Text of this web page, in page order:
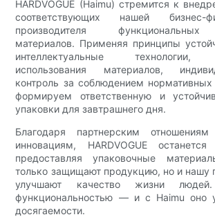
HARDVOGUE (Haimu) стремится к
соответствующих нашей бизнес-
производителя
материалов. Применяя принципы
интеллектуальные технологии,
использования материалов,
контроль за соблюдением
формируем ответственную и
упаковки для завтрашнего дня.
Благодаря партнерским
инновациям, HARDVOGUE
предоставляя упаковочные
только защищают продукцию, но и нашу
улучшают качество жизни
функциональностью — и с Haimu оно
досягаемости.